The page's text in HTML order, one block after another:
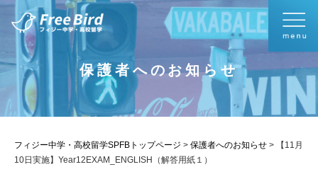
保護者へのお知らせ
フィジー中学・高校留学SPFBトップページ > 保護者へのお知らせ >
【11月
10日実施】Year12EXAM_ENGLISH（解答用紙１）